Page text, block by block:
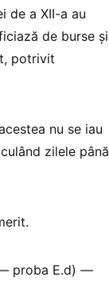
de a XII-a au
de burse și
potrivit
nu se iau
zilele până
proba E.d) —